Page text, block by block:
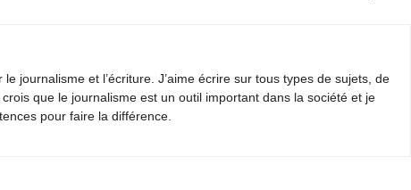
journalisme et l’écriture. J’aime écrire sur tous types de sujets, de
que le journalisme est un outil important dans la société et je
pour faire la différence.